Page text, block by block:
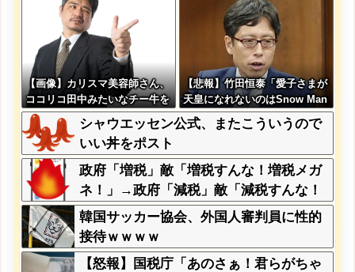
る？！」←これw w w w w w
【画像】カリスマ美容師さん、
ココリコ田中みたいなチー牛を
大変身させた結果がこちらw w
w w w w w w w w w
【悲報】竹田恒泰「愛子さまが
天皇になれないのはSnow Man
に女がいないのと同じ」X民
「養子案はSnow Manに竹田恒
シャウエッセン公式、またこういうので
いい丼をポスト
政府「増税」敵「増税すんな！増税メガ
ネ！」→政府「減税」敵「減税すんな！
社会保障どうなる！」
韓国サッカー協会、外国人審判員に性的
接待ｗｗｗｗ
【怒報】国税庁「あのさぁ！君らがちゃ